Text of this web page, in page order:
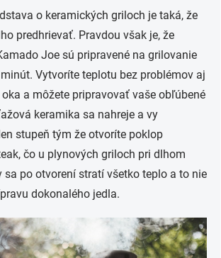
o keramických griloch je taká, že
predhrievať. Pravdou však je, že
Joe sú pripravené na grilovanie
Vytvoríte teplotu bez problémov aj
a môžete pripravovať vaše obľúbené
keramika sa nahreje a vy
stupeň tým že otvoríte poklop
čo u plynových griloch pri dlhom
sa po otvorení stratí všetko teplo a to nie
dokonalého jedla.